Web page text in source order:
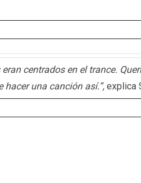
centrados en el trance.
una canción así.”, explica